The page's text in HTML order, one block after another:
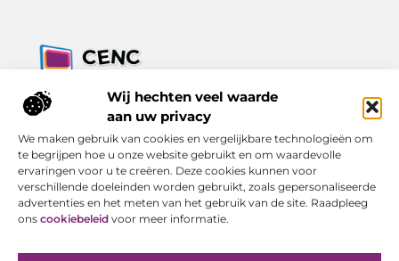
Wij hechten veel waarde
aan uw privacy
We maken gebruik van cookies en vergelijkbare technologieën om
te begrijpen hoe u onze website gebruikt en om waardevolle
ervaringen voor u te creëren. Deze cookies kunnen voor
verschillende doeleinden worden gebruikt, zoals gepersonaliseerde
advertenties en het meten van het gebruik van de site. Raadpleeg
ons cookiebeleid voor meer informatie.
Jouw bron voor inzichten, tips en nieuws uit de digitale
Ontdek alles wat je moet weten over het dagelijks leven, met
een focus op praktische adviezen en actuele trends.
Bericht categorie
Onze informatie